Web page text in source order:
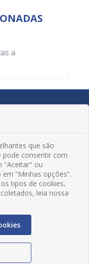
a
que são
pode consentir com
"Aceitar" ou
“Minhas opções”.
tipos de cookies,
leia nossa